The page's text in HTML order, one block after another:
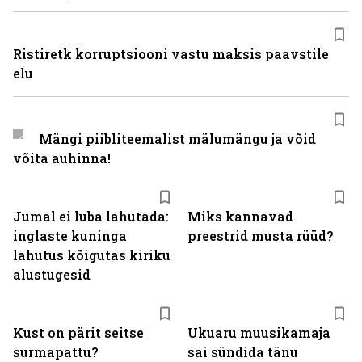
Jumal ei luba lahutada:
inglaste kuninga
lahutus kõigutas kiriku
alustugesid
Miks kannavad
preestrid musta rüüd?
Kust on pärit seitse
surmapattu?
Ukuaru muusikamaja
sai sündida tänu
Ristiretk korruptsiooni vastu maksis paavstile
elu
Mängi piibliteemalist mälumängu ja võid
võita auhinna!